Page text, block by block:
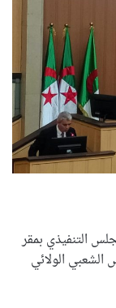
التنفيذي بمقر
الشعبي الولائي